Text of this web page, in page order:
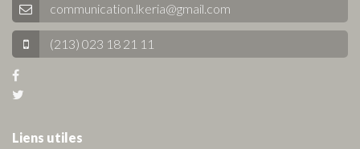
communication.lkeria@gmail.com
(213) 023 18 21 11
Liens utiles